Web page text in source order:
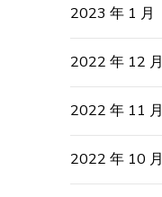
2023 年 1 月
2022 年 12 月
2022 年 11 月
2022 年 10 月